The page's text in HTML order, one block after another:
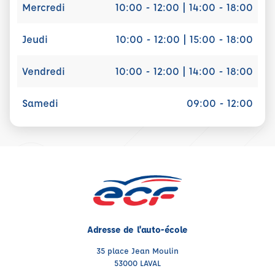
Mercredi 10:00 - 12:00 | 14:00 - 18:00
Jeudi 10:00 - 12:00 | 15:00 - 18:00
Vendredi 10:00 - 12:00 | 14:00 - 18:00
Samedi 09:00 - 12:00
Adresse de l'auto-école
35 place Jean Moulin
53000 LAVAL